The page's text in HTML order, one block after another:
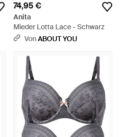
74,95 €
Anita
Mieder Lotta Lace - Schwarz
VonABOUT YOU